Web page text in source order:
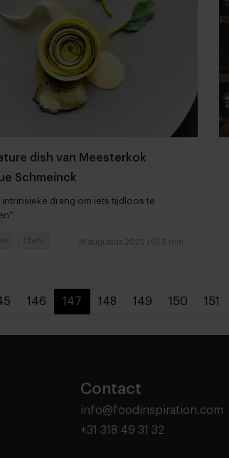
dish van Meesterkok
Schmeinck
intrinsieke drang om iets tijdloos te
18 augustus 2022 3 min
Chefs
146 147 148 149 150 151
Contact
info@foodinspiration.com
+31 318 49 31 32